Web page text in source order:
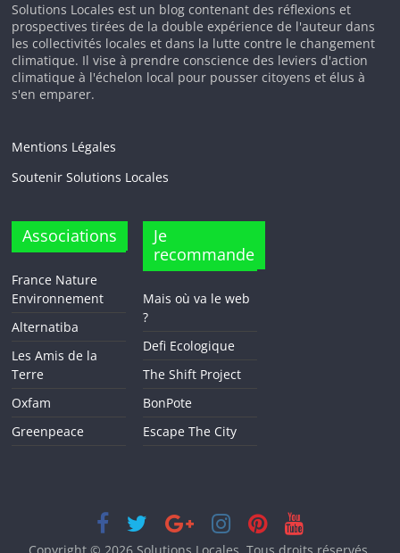
Solutions Locales est un blog contenant des réflexions et
prospectives tirées de la double expérience de l'auteur dans
les collectivités locales et dans la lutte contre le changement
climatique. Il vise à prendre conscience des leviers d'action
climatique à l'échelon local pour pousser citoyens et élus à
s'en emparer.
Mentions Légales
Soutenir Solutions Locales
Associations
France Nature
Environnement
Alternatiba
Les Amis de la
Terre
Oxfam
Greenpeace
Je
recommande
Mais où va le web
?
Defi Ecologique
The Shift Project
BonPote
Escape The City